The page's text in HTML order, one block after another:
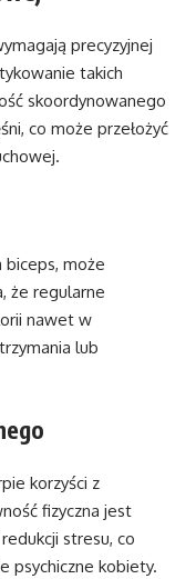
precyzyjnej
takich
skoordynowanego
co może przełożyć
biceps, może
że regularne
nawet w
lub
korzyści z
fizyczna jest
stresu, co
psychiczne kobiety.